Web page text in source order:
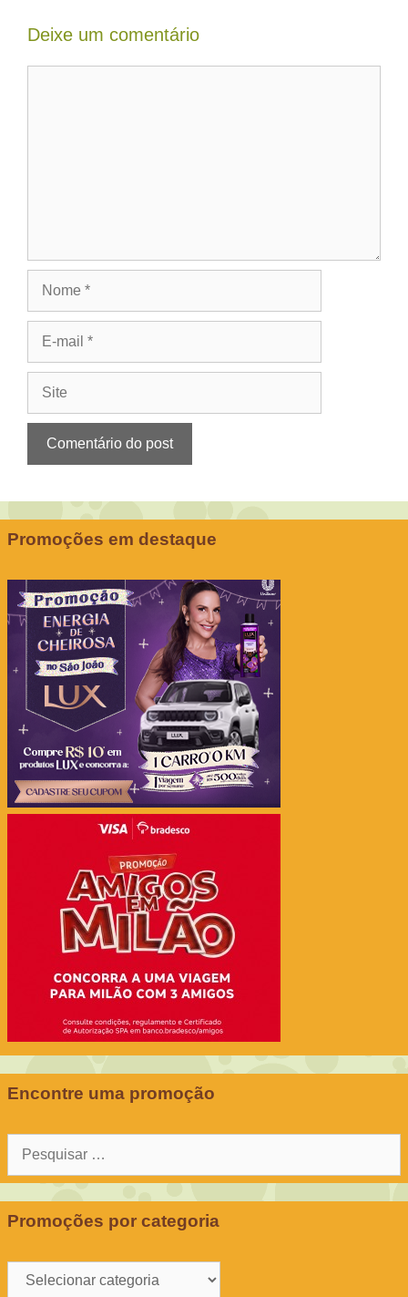
Deixe um comentário
Promoções em destaque
Encontre uma promoção
Pesquisar
Promoções por categoria
Promoções